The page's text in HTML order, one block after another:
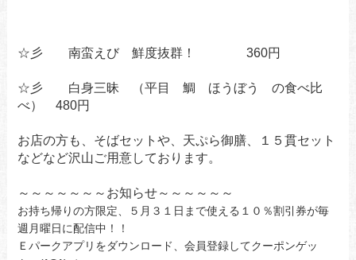
☆彡 南蛮えび 鮮度抜群！ 360円
☆彡 白身三昧 （平目 鯛 ほうぼう の食べ比
べ） 480円
お店の方も、そばセットや、天ぷら御膳、１５貫セット
などなど沢山ご用意しております。
～～～～～～～お知らせ～～～～～～
お持ち帰りの方限定、５月３１日まで使える１０％割引券が毎
週月曜日に配信中！！
Ｅパークアプリをダウンロード、会員登録してクーポンゲッ